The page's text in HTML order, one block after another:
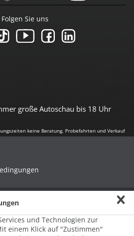
große Autoschau bis 18 Uhr
Folgen Sie uns
keine Beratung, Probefahrten und Verkauf
HinSchG
und Technologien zur
einem Klick auf "Zustimmen"